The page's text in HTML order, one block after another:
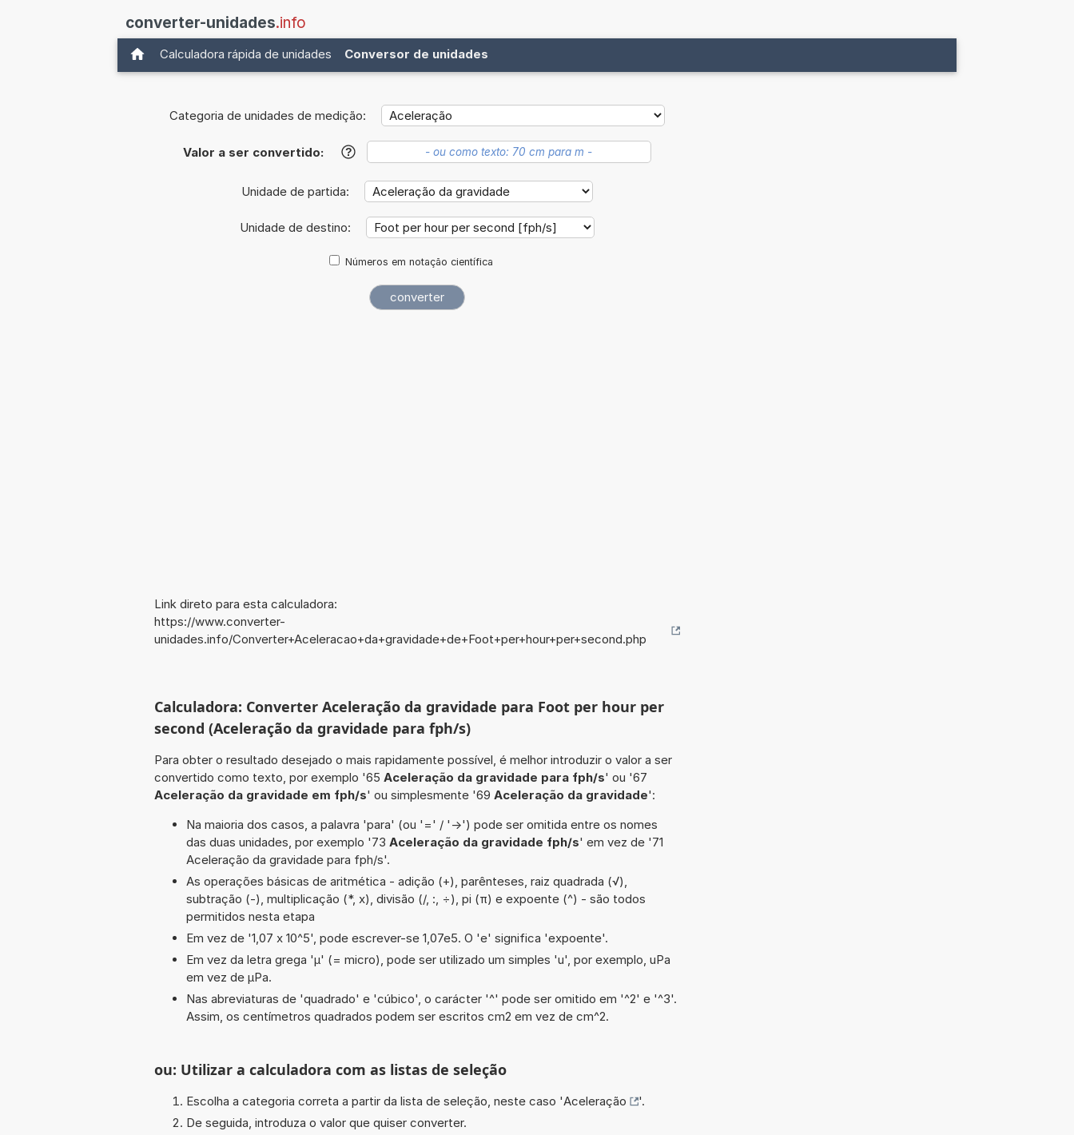
converter-unidades.info
Calculadora rápida de unidades Conversor de unidades
Categoria de unidades de medição:
Valor a ser convertido: ?
Unidade de partida:
Unidade de destino:
Números em notação científica
Link direto para esta calculadora:
https://www.converter-
unidades.info/Converter+Aceleracao+da+gravidade+de+Foot+per+hour+per+second.php
Calculadora: Converter Aceleração da gravidade para Foot per hour per
second (Aceleração da gravidade para fph/s)
Para obter o resultado desejado o mais rapidamente possível, é melhor introduzir o valor a ser
convertido como texto, por exemplo '65 Aceleração da gravidade para fph/s' ou '67
Aceleração da gravidade em fph/s' ou simplesmente '69 Aceleração da gravidade':
Na maioria dos casos, a palavra 'para' (ou '=' / '->') pode ser omitida entre os nomes
das duas unidades, por exemplo '73 Aceleração da gravidade fph/s' em vez de '71
Aceleração da gravidade para fph/s'.
As operações básicas de aritmética - adição (+), parênteses, raiz quadrada (√),
subtração (-), multiplicação (*, x), divisão (/, :, ÷), pi (π) e expoente (^) - são todos
permitidos nesta etapa
Em vez de '1,07 x 10^5', pode escrever-se 1,07e5. O 'e' significa 'expoente'.
Em vez da letra grega 'µ' (= micro), pode ser utilizado um simples 'u', por exemplo, uPa
em vez de µPa.
Nas abreviaturas de 'quadrado' e 'cúbico', o carácter '^' pode ser omitido em '^2' e '^3'.
Assim, os centímetros quadrados podem ser escritos cm2 em vez de cm^2.
ou: Utilizar a calculadora com as listas de seleção
Escolha a categoria correta a partir da lista de seleção, neste caso 'Aceleração
'.
De seguida, introduza o valor que quiser converter.